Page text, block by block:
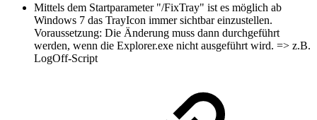
Mittels dem Startparameter "/FixTray" ist es möglich ab
Windows 7 das TrayIcon immer sichtbar einzustellen.
Voraussetzung: Die Änderung muss dann durchgeführt
werden, wenn die Explorer.exe nicht ausgeführt wird. => z.B.
LogOff-Script